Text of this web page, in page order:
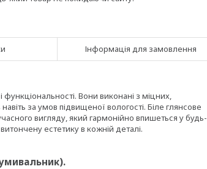
Інформація для замовлення
Вони виконані з міцних,
за умов підвищеної вологості. Біле глянсове
вигляду, який гармонійно впишеться у будь-
естетику в кожній деталі.